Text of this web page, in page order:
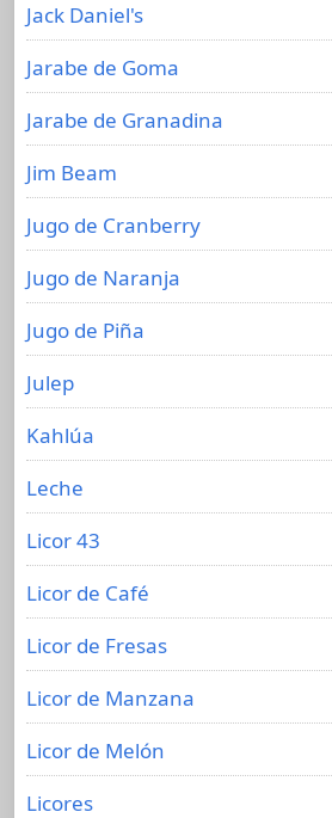
Jack Daniel's
Jarabe de Goma
Jarabe de Granadina
Jim Beam
Jugo de Cranberry
Jugo de Naranja
Jugo de Piña
Julep
Kahlúa
Leche
Licor 43
Licor de Café
Licor de Fresas
Licor de Manzana
Licor de Melón
Licores